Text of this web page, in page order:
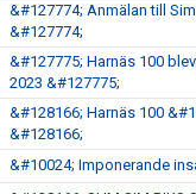
&#127774; Anmälan till
&#127774;
&#127775; Harnäs 100
2023 &#127775;
&#128166; Harnäs 100
&#128166;
&#10024; Imponerande